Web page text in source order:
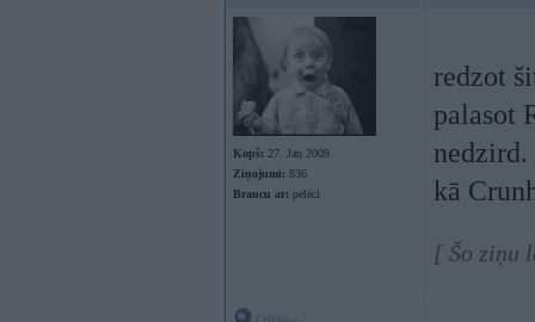
Kopš: 27. Jan 2009
Ziņojumi: 836
Braucu ar: pelēci
redzot
palasot
kā
[ Šo ziņu